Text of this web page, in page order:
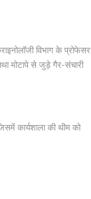
विभाग के प्रोफेसर
मोटापे से जुड़े गैर-संचारी
कार्यशाला की थीम को